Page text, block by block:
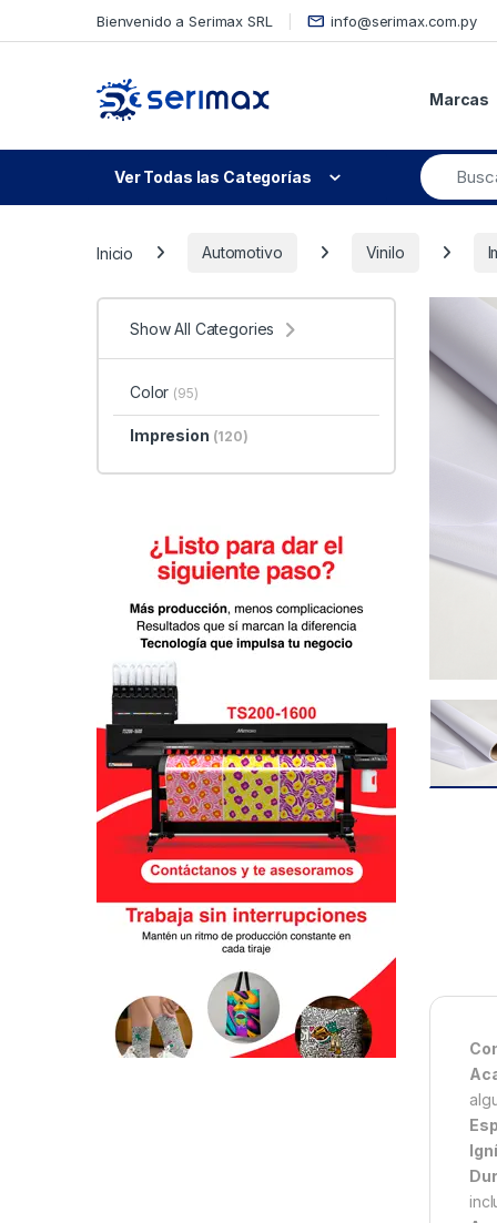
Bienvenido a Serimax SRL info@serimax.com.py
Marcas
Ver Todas las Categorías
Inicio Automotivo Vinilo
Show All Categories
Color (95)
Impresion (120)